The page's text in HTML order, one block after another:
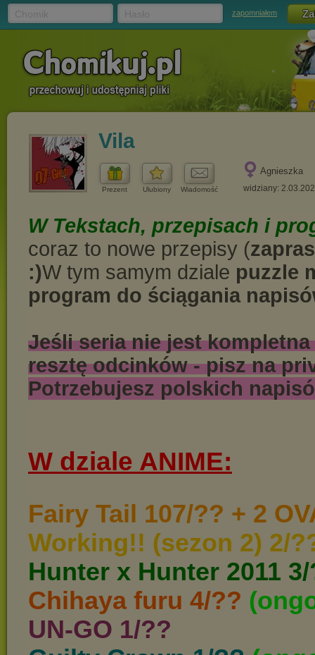
zapomniałem
Vila
Prezent Ulubiony Wiadomość
Agnieszka
widziany: